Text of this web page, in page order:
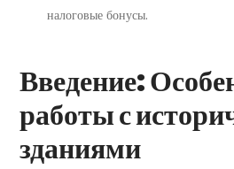
налоговые бонусы.
Введение:
работы с
зданиями